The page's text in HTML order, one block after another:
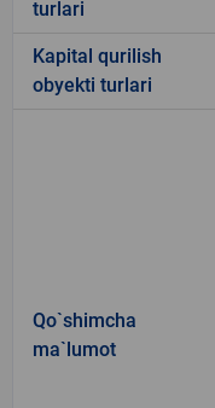
turlari
Kapital qurilish
obyekti turlari
Qo`shimcha
ma`lumot